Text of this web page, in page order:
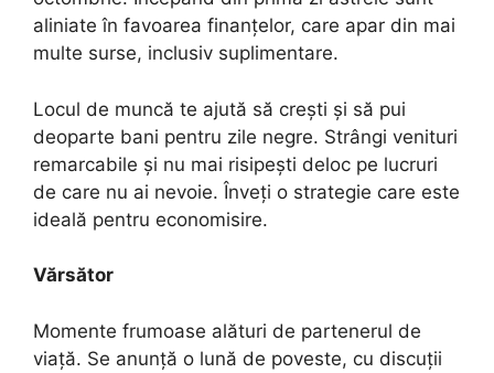
aliniate în favoarea finanțelor, care apar din mai
multe surse, inclusiv suplimentare.
Locul de muncă te ajută să crești și să pui
deoparte bani pentru zile negre. Strângi venituri
remarcabile și nu mai risipești deloc pe lucruri
de care nu ai nevoie. Înveți o strategie care este
ideală pentru economisire.
Vărsător
Momente frumoase alături de partenerul de
viață. Se anunță o lună de poveste, cu discuții